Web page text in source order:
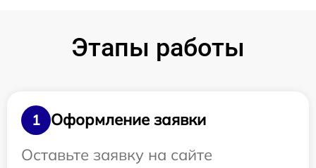
Этапы работы
1
Оформление заявки
Оставьте заявку на сайте